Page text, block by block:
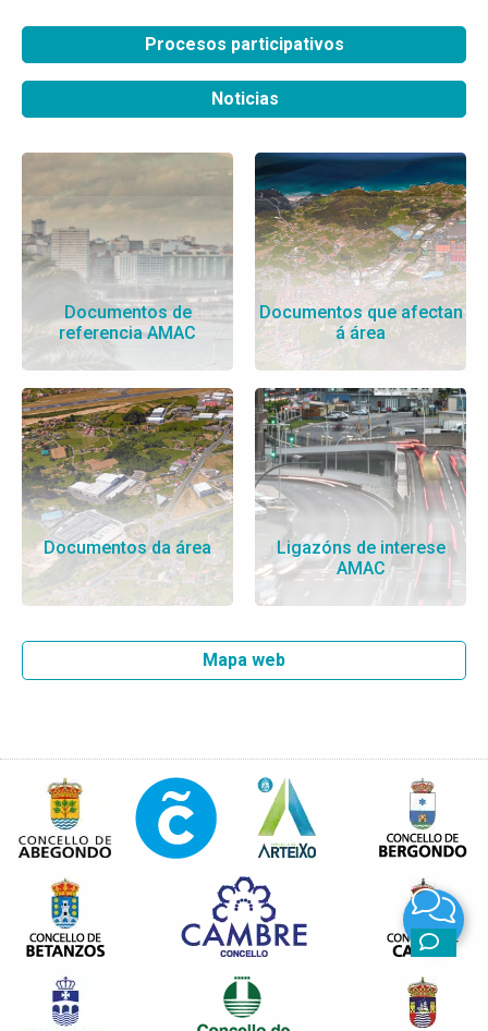
Procesos participativos
Noticias
Documentos de
referencia AMAC
Documentos que afectan
á área
Documentos da área
Ligazóns de interese
AMAC
Mapa web